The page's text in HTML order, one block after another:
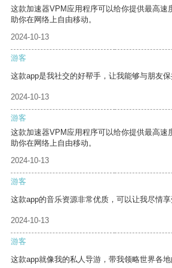
这款加速器VPM应用程序可以给你提供最高速
助你在网络上自由移动。
2024-10-13
游客
这款app是我社交的好帮手，让我能够与朋友保
2024-10-13
游客
这款加速器VPM应用程序可以给你提供最高速
助你在网络上自由移动。
2024-10-13
游客
这款app的音乐资源非常优质，可以让我尽情享
2024-10-13
游客
这款app就像我的私人导游，带我领略世界各地